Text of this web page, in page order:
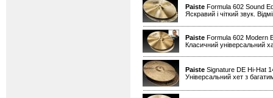
Paiste Formula 602 Sound
Яскравий і чіткий звук.
Paiste Formula 602 Modern
Класичний універсальний
Paiste Signature DE Hi-Hat
Універсальний хет з